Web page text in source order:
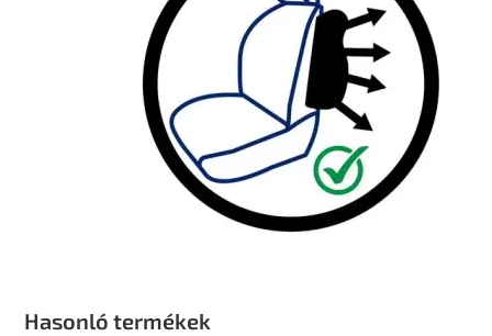
Hasonló termékek